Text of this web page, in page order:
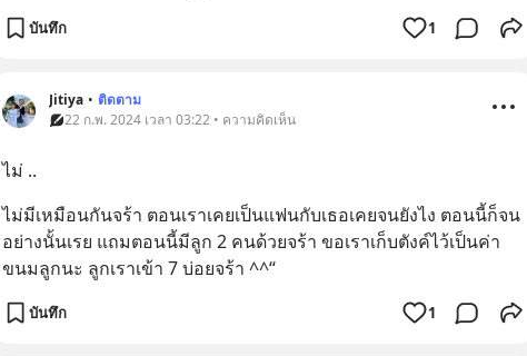
บันทึก 1
Jitiya • ติดตาม
22 ก.พ. 2024 เวลา 03:22 • ความคิดเห็น
ไม่ ..
ไม่มีเหมือนกันจร้า ตอนเราเคยเป็นแฟนกับเธอเคยจนยังไง ตอนนี้ก็จน
อย่างนั้นเรย แถมตอนนี้มีลูก 2 คนด้วยจร้า ขอเราเก็บตังค์ไว้เป็นค่า
ขนมลูกนะ ลูกเราเข้า 7 บ่อยจร้า ^^“
บันทึก 1